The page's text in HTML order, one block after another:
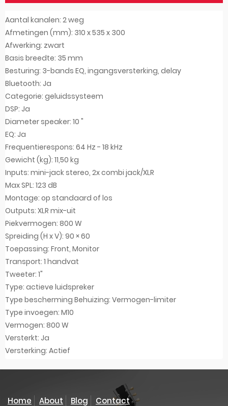
Aantal kanalen: 2 weg
Afmetingen (mm): 310 x 535 x 300
Afwerking: zwart
Basis breedte: 35 mm
Besturing: 3-bands EQ, ingangsversterking, delay
Bluetooth: Ja
Categorie: geluidssysteem
DSP: Ja
Diameter speaker: 10 "
EQ: Ja
Frequentierespons: 64 Hz - 18 kHz
Gewicht (kg): 11,50 kg
Inputs: mini-jack stereo, 2x combi jack/XLR
Max SPL: 123 dB
Montage: op standaard of los
Outputs: XLR mix-uit
Piekvermogen: 800 W
Spreiding (H x V): 90 × 60
Toepassing: Front, Monitor
Transport: 1 handvat
Tweeter: 1"
Type: actieve luidspreker
Type bescherming Behuizing: Vermogen-limiter
Type invoegen: M10
Vermogen: 800 W
Versterkt: Ja
Versterking: Actief
Home About Blog Contact